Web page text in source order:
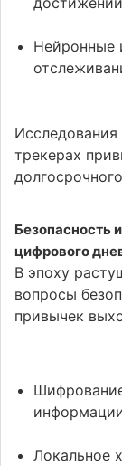
Нейронные
трекерах
Безопасность
цифрового
В эпоху
вопросы
привычек
Локальное